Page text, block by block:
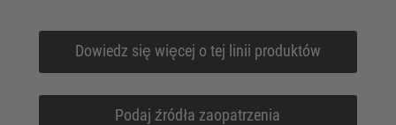
Dowiedz się więcej o tej linii produktów
Podaj źródła zaopatrzenia